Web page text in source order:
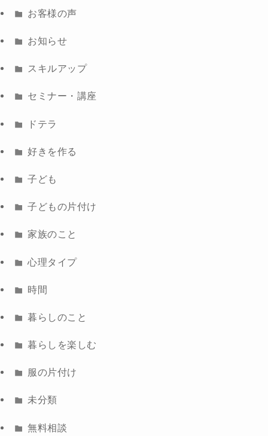
お客様の声
お知らせ
スキルアップ
セミナー・講座
ドテラ
好きを作る
子ども
子どもの片付け
家族のこと
心理タイプ
時間
暮らしのこと
暮らしを楽しむ
服の片付け
未分類
無料相談